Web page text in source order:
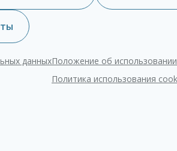
данныхПоложение об
Политика использования